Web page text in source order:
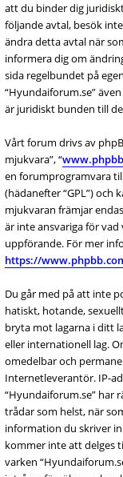
att du binder dig
följande avtal, besök
ändra detta avtal när
informera dig om
sida regelbundet på
“Hyundaiforum.se”
är juridiskt bunden till
Vårt forum drivs av
mjukvara”, “
en forumprogramvara
(hädanefter “GPL”) och
mjukvaran främjar
är inte ansvariga för
uppförande. För mer
https://
Du går med på att inte
hatiskt, hotande,
bryta mot lagarna i ditt
eller internationell lag.
omedelbar och
Internetleverantör. IP-
“Hyundaiforum.se” har
trådar som helst, när
information du skriver
kommer inte att delges
varken